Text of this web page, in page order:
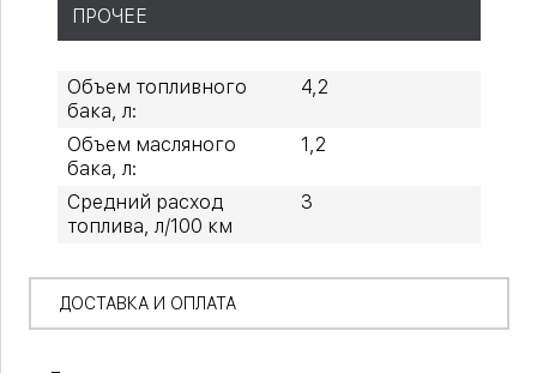
ПРОЧЕЕ
Объем топливного
бака, л:
4,2
Объем масляного
бака, л:
1,2
Средний расход
топлива, л/100 км
3
ДОСТАВКА И ОПЛАТА